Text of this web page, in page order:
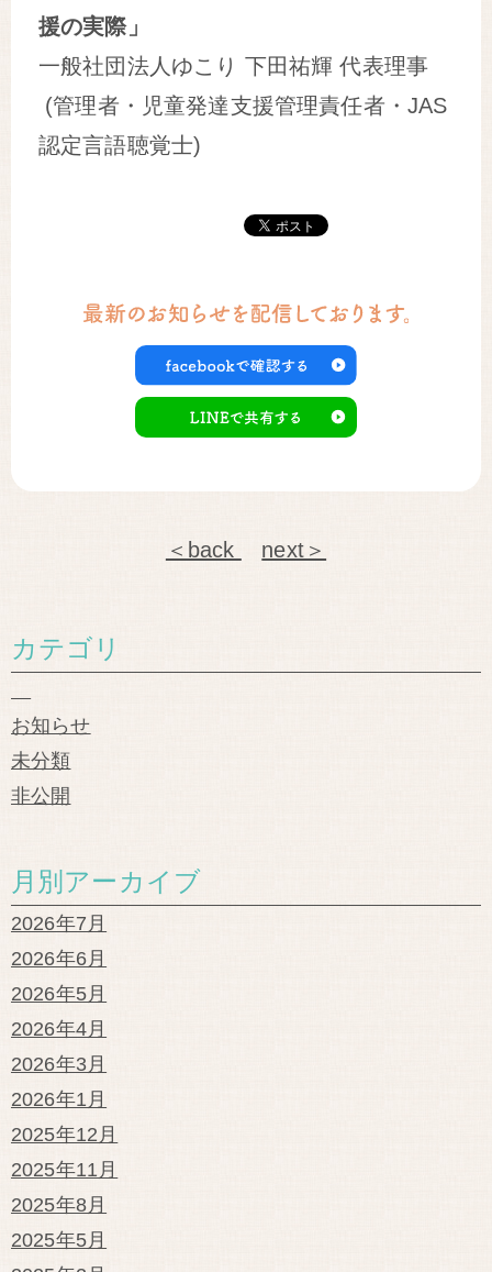
援の実際」
一般社団法人ゆこり 下田祐輝 代表理事
(管理者・児童発達支援管理責任者・JAS
認定言語聴覚士)
＜back next＞
カテゴリ
お知らせ
未分類
非公開
月別アーカイブ
2026年7月
2026年6月
2026年5月
2026年4月
2026年3月
2026年1月
2025年12月
2025年11月
2025年8月
2025年5月